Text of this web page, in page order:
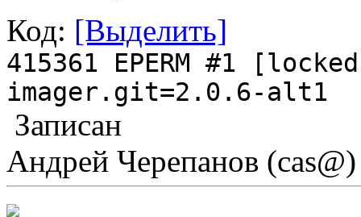
Код: [Выделить]
415361 EPERM #1
imager.git=2.0.6-alt1
Записан
Андрей Черепанов (cas@)